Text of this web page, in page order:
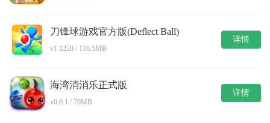
刀锋球游戏官方版(Deflect Ball)
v1.1220 / 116.5MB
详情
海湾消消乐正式版
v0.0.1 / 70MB
详情